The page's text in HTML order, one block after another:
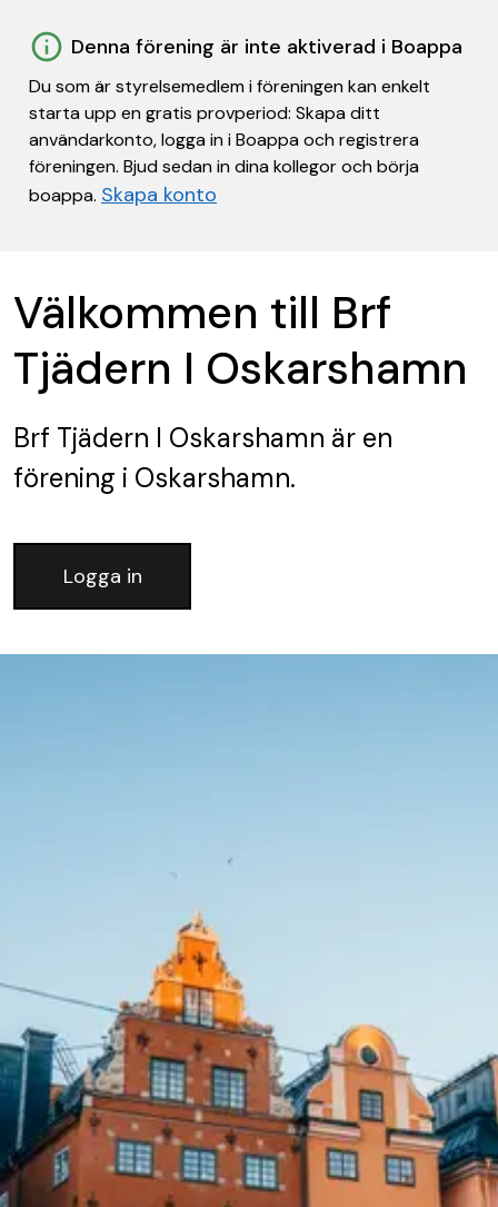
Denna förening är inte aktiverad i Boappa
Du som är styrelsemedlem i föreningen kan enkelt
starta upp en gratis provperiod: Skapa ditt
användarkonto, logga in i Boappa och registrera
föreningen. Bjud sedan in dina kollegor och börja
boappa. Skapa konto
Välkommen till Brf
Tjädern I Oskarshamn
Brf Tjädern I Oskarshamn är en
förening i Oskarshamn.
Logga in